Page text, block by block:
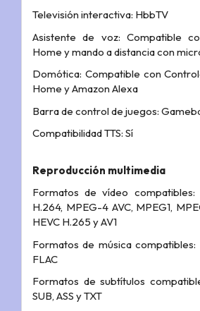
Televisión interactiva: HbbTV
Asistente de voz: Compatible
Home y mando a distancia con
Domótica: Compatible con
Home y Amazon Alexa
Barra de control de juegos:
Compatibilidad TTS: Sí
Reproducción multimedia
Formatos de vídeo compatibles:
H.264, MPEG-4 AVC, MPEG1,
HEVC H.265 y AV1
Formatos de música compatibles:
FLAC
Formatos de subtítulos
SUB, ASS y TXT